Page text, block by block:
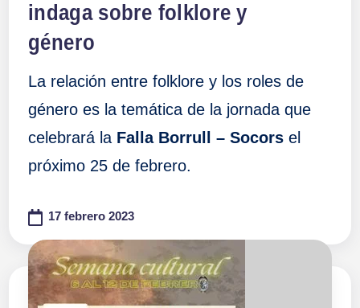
indaga sobre folklore y
género
La relación entre folklore y los roles de
género es la temática de la jornada que
celebrará la Falla Borrull – Socorsel
próximo 25 de febrero.
17 febrero 2023